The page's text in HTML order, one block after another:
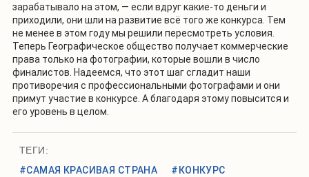
зарабатывало на этом, — если вдруг какие-то деньги и
приходили, они шли на развитие всё того же конкурса. Тем
не менее в этом году мы решили пересмотреть условия.
Теперь Географическое общество получает коммерческие
права только на фотографии, которые вошли в число
финалистов. Надеемся, что этот шаг сгладит наши
противоречия с профессиональными фотографами и они
примут участие в конкурсе. А благодаря этому повысится и
его уровень в целом.
ТЕГИ:
#САМАЯ КРАСИВАЯ СТРАНА
#КОНКУРС